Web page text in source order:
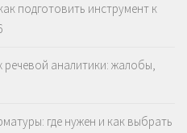
подготовить инструмент к
речевой аналитики: жалобы,
где нужен и как выбрать